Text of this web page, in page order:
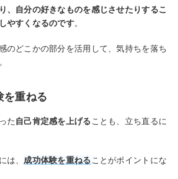
、自分の好きなものを感じさせたりするこ
やすくなるのです。
のどこかの部分を活用して、気持ちを落ち
を重ねる
た 自己肯定感を上げる ことも、立ち直るに
は、 成功体験を重ねる ことがポイントにな